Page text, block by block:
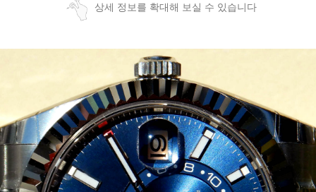
상세 정보를 확대해 보실 수 있습니다